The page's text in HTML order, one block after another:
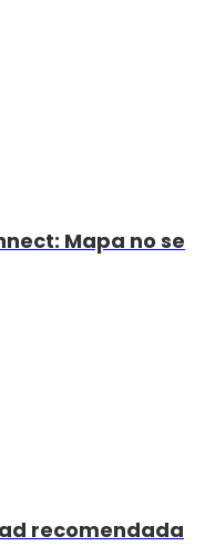
Mapa no se
recomendada